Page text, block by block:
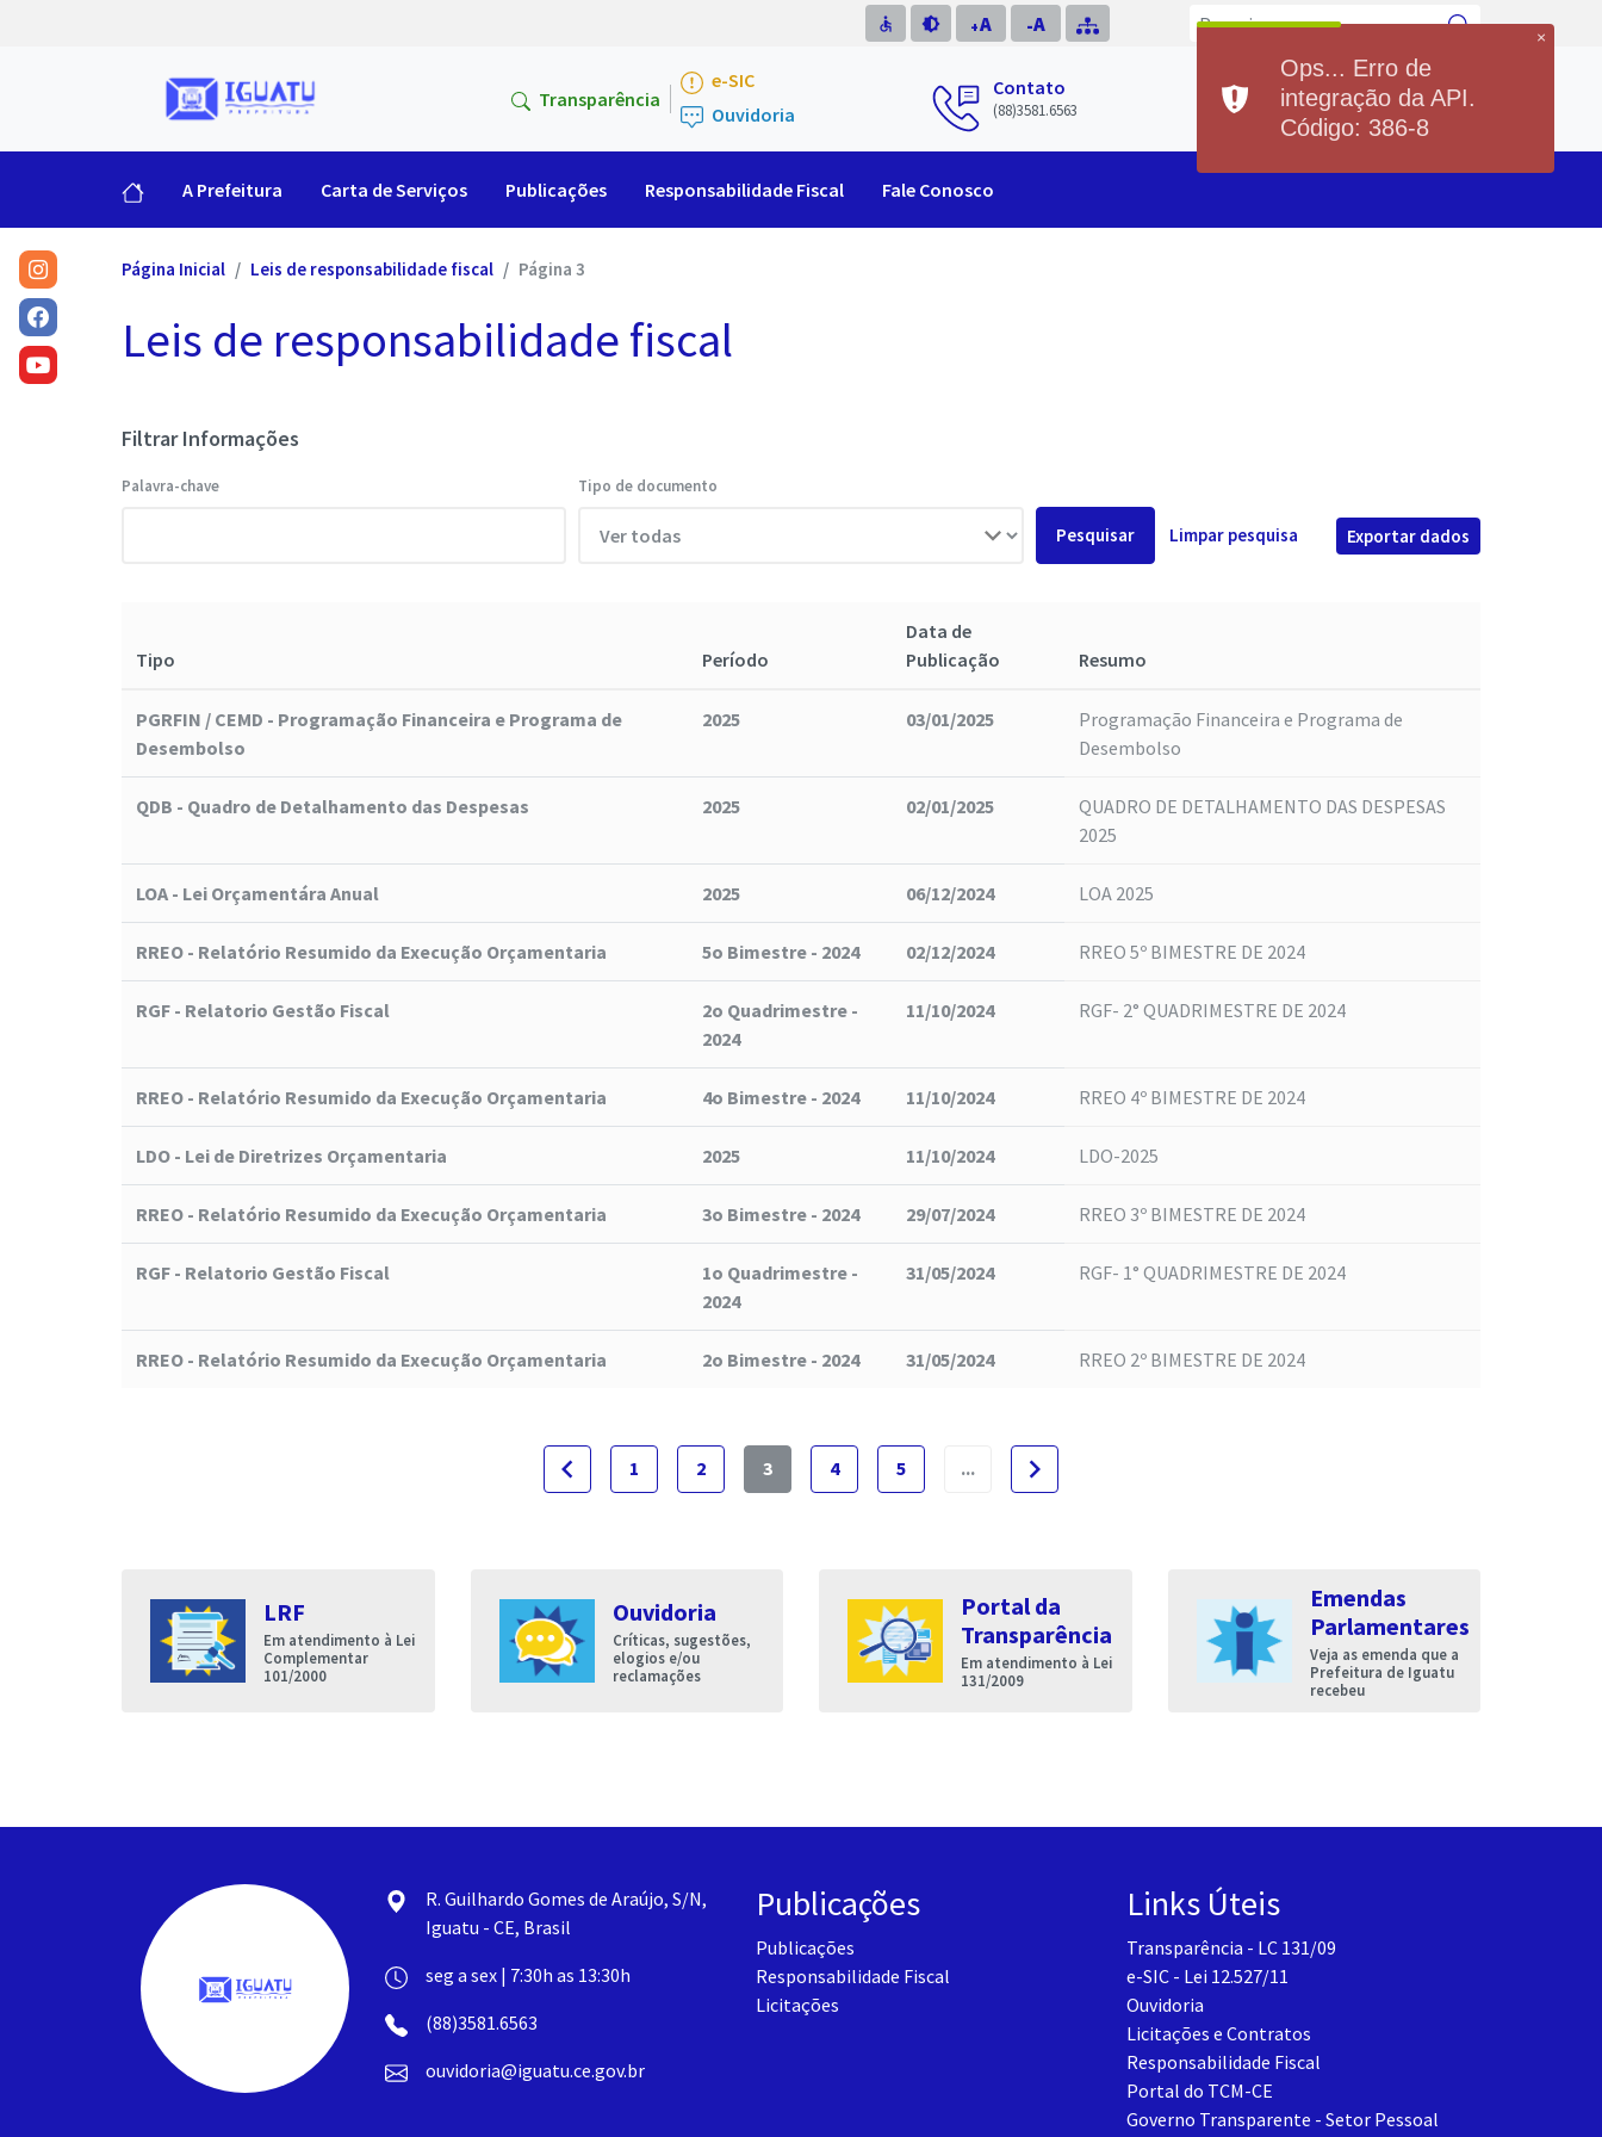
accessible brightness_medium A
+ A
-
Transparência
e-SIC
Ouvidoria
Contato
(88)3581.6563
Previsão do Tempo
Hoje
Min21°Max36°
Sexta
Min 20°
A Prefeitura Carta de Serviços Publicações Responsabilidade Fiscal Fale Conosco
Página Inicial Leis de responsabilidade fiscal Página 3
Leis de responsabilidade fiscal
Filtrar Informações
Palavra-chave Tipo de documento
Pesquisar Limpar pesquisa Exportar dados
Tipo Período
Data de
Publicação
Resumo
PGRFIN / CEMD - Programação Financeira e Programa de
Desembolso
2025 03/01/2025
Programação Financeira e Programa de
Desembolso
QDB - Quadro de Detalhamento das Despesas 2025 02/01/2025
QUADRO DE DETALHAMENTO DAS DESPESAS
2025
LOA - Lei Orçamentára Anual 2025 06/12/2024 LOA 2025
RREO - Relatório Resumido da Execução Orçamentaria 5o Bimestre - 2024 02/12/2024 RREO 5º BIMESTRE DE 2024
RGF - Relatorio Gestão Fiscal
2o Quadrimestre -
2024
11/10/2024 RGF- 2° QUADRIMESTRE DE 2024
RREO - Relatório Resumido da Execução Orçamentaria 4o Bimestre - 2024 11/10/2024 RREO 4º BIMESTRE DE 2024
LDO - Lei de Diretrizes Orçamentaria 2025 11/10/2024 LDO-2025
RREO - Relatório Resumido da Execução Orçamentaria 3o Bimestre - 2024 29/07/2024 RREO 3º BIMESTRE DE 2024
RGF - Relatorio Gestão Fiscal
1o Quadrimestre -
2024
31/05/2024 RGF- 1° QUADRIMESTRE DE 2024
RREO - Relatório Resumido da Execução Orçamentaria 2o Bimestre - 2024 31/05/2024 RREO 2º BIMESTRE DE 2024
navigate_before 1 2 3 4 5 ... navigate_next
LRF
Em atendimento à Lei
Complementar
101/2000
Ouvidoria
Críticas, sugestões,
elogios e/ou
reclamações
Portal da
Transparência
Em atendimento à Lei
131/2009
Emendas
Parlamentares
Veja as emenda que a
Prefeitura de Iguatu
recebeu
R. Guilhardo Gomes de Araújo, S/N,
Iguatu - CE, Brasil
seg a sex | 7:30h as 13:30h
(88)3581.6563
ouvidoria@iguatu.ce.gov.br
Publicações
Publicações
Responsabilidade Fiscal
Licitações
Links Úteis
Transparência - LC 131/09
e-SIC - Lei 12.527/11
Ouvidoria
Licitações e Contratos
Responsabilidade Fiscal
Portal do TCM-CE
Governo Transparente - Setor Pessoal
×
Ops... Erro de
integração da API.
Código: 386-8